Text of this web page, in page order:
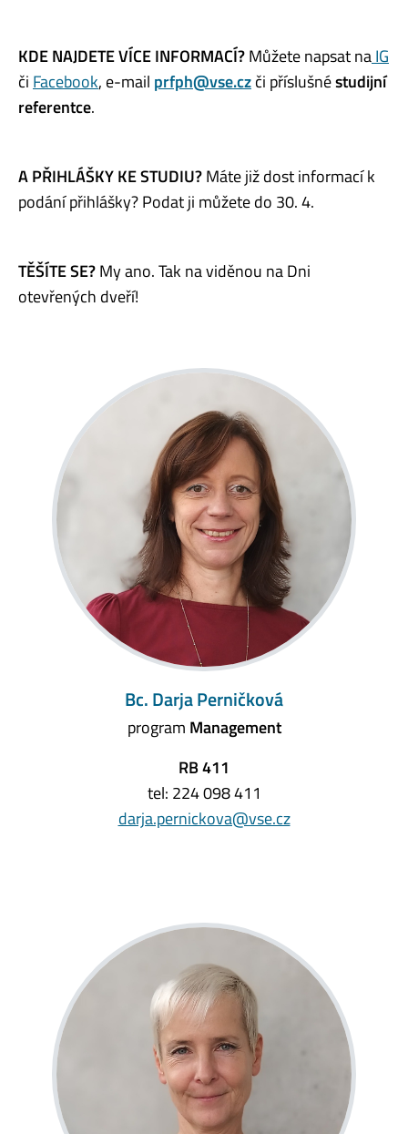
KDE NAJDETE VÍCE INFORMACÍ?Můžete napsat naIG
či Facebook, e-mail prfph@vse.czči příslušnéstudijní
referentce.
A PŘIHLÁŠKY KE STUDIU?Máte již dost informací k
podání přihlášky? Podat ji můžete do 30. 4.
TĚŠÍTE SE?My ano. Tak na viděnou na Dni
otevřených dveří!
Bc. Darja Perničková
program Management
RB 411
tel: 224 098 411
darja.pernickova@vse.cz